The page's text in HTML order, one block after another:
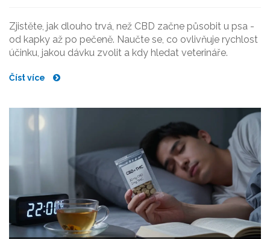
Zjistěte, jak dlouho trvá, než CBD začne působit u psa -
od kapky až po pečeně. Naučte se, co ovlivňuje rychlost
účinku, jakou dávku zvolit a kdy hledat veterináře.
Číst více